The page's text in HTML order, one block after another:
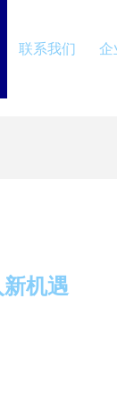
联系我们 企
机遇